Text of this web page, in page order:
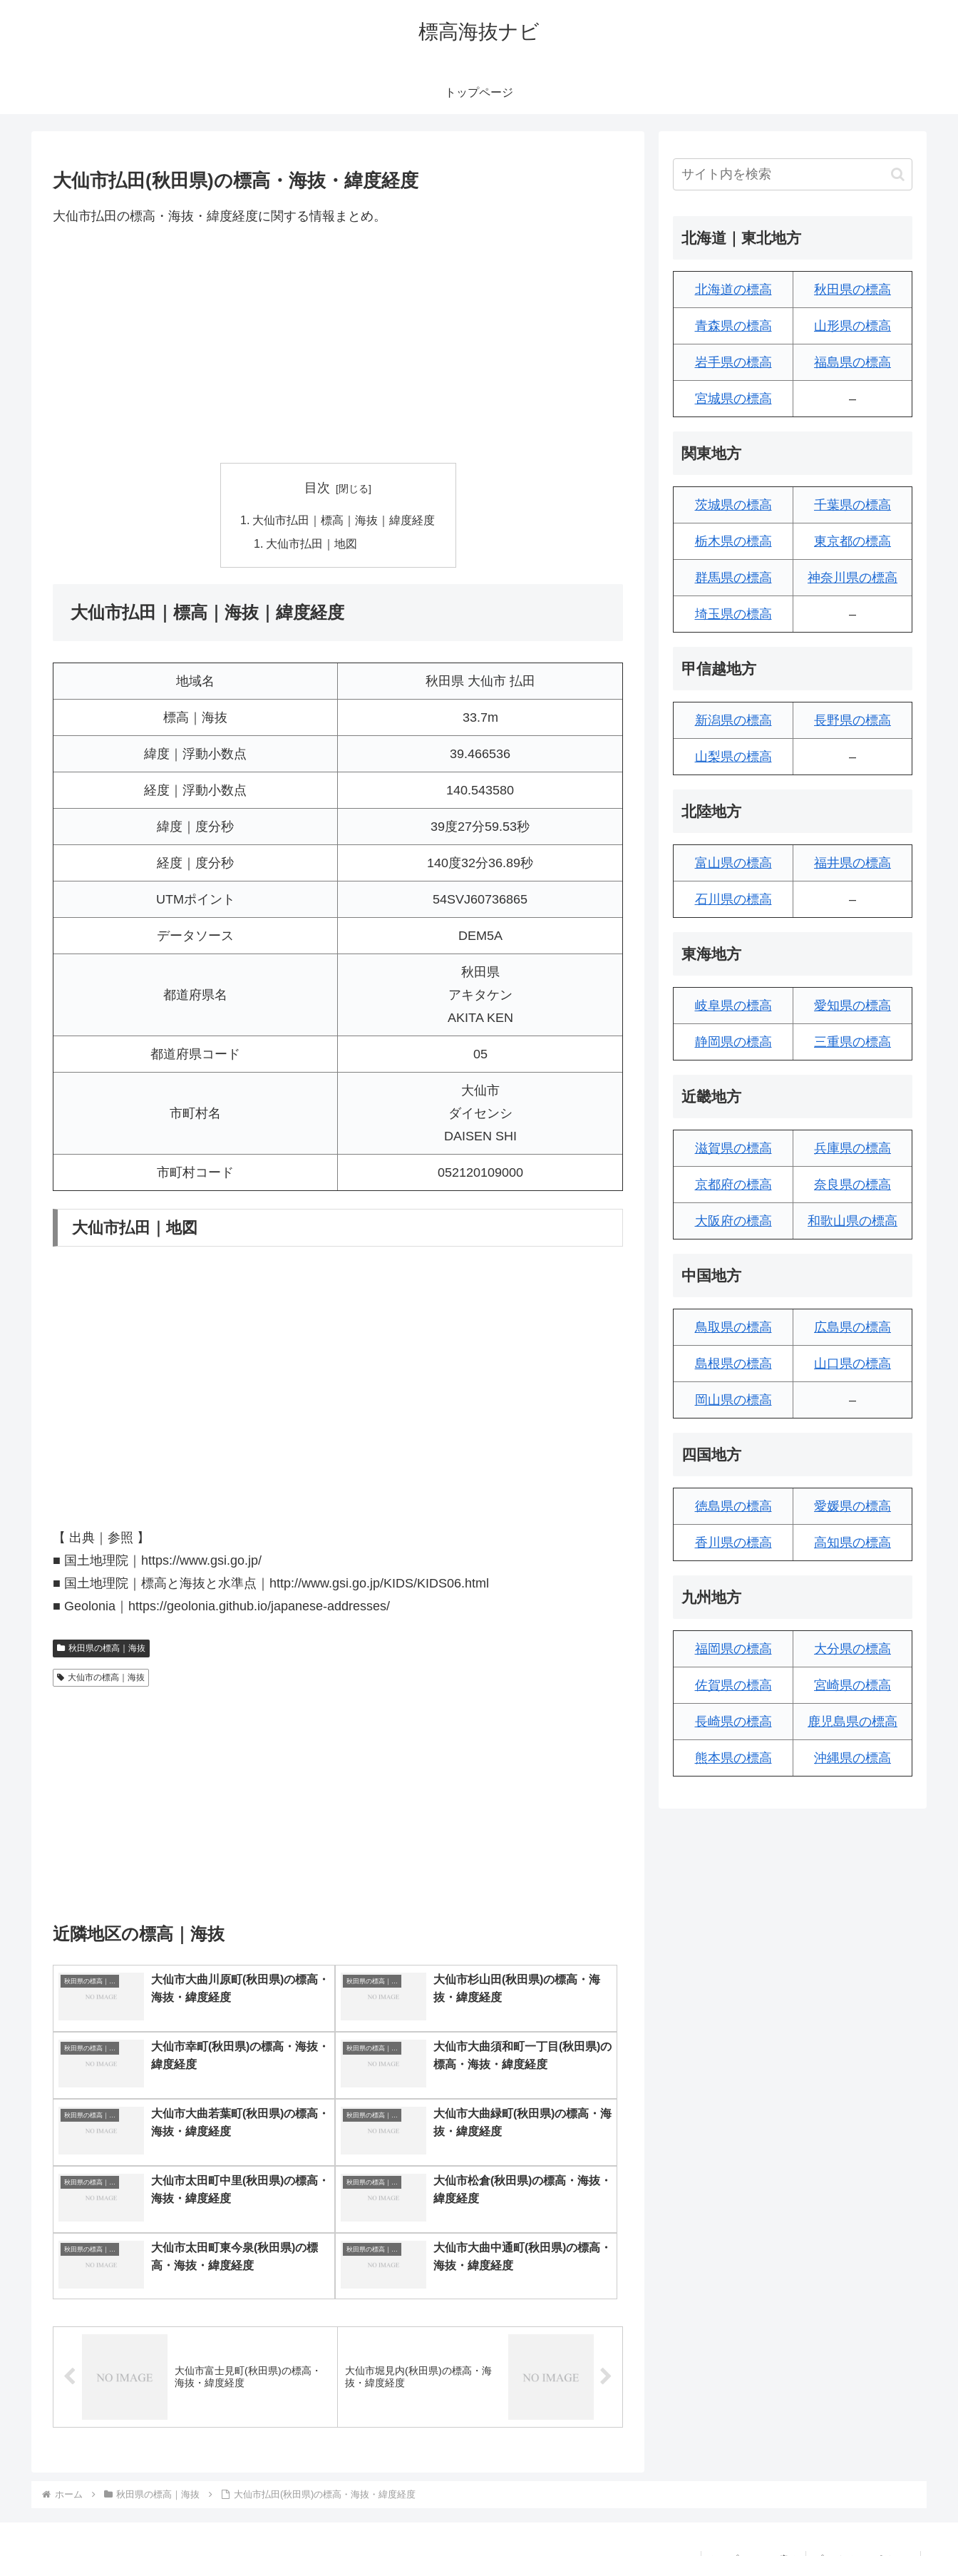
標高海抜ナビ
トップページ
大仙市払田(秋田県)の標高・海抜・緯度経度
大仙市払田の標高・海抜・緯度経度に関する情報まとめ。
目次
大仙市払田｜標高｜海抜｜緯度経度
大仙市払田｜地図
大仙市払田｜標高｜海抜｜緯度経度
地域名 秋田県 大仙市 払田
標高｜海抜 33.7m
緯度｜浮動小数点 39.466536
経度｜浮動小数点 140.543580
緯度｜度分秒 39度27分59.53秒
経度｜度分秒 140度32分36.89秒
UTMポイント 54SVJ60736865
データソース DEM5A
都道府県名
秋田県
アキタケン
AKITA KEN
都道府県コード 05
市町村名
大仙市
ダイセンシ
DAISEN SHI
市町村コード 052120109000
大仙市払田｜地図
【 出典｜参照 】
■ 国土地理院｜https://www.gsi.go.jp/
■ 国土地理院｜標高と海抜と水準点｜http://www.gsi.go.jp/KIDS/KIDS06.html
■ Geolonia｜https://geolonia.github.io/japanese-addresses/
秋田県の標高｜海抜
大仙市の標高｜海抜
近隣地区の標高｜海抜
大仙市大曲川原町(秋田県)の標高・
海抜・緯度経度
大仙市杉山田(秋田県)の標高・海
抜・緯度経度
大仙市幸町(秋田県)の標高・海抜・
緯度経度
大仙市大曲須和町一丁目(秋田県)の
標高・海抜・緯度経度
大仙市大曲若葉町(秋田県)の標高・
海抜・緯度経度
大仙市大曲緑町(秋田県)の標高・海
抜・緯度経度
大仙市太田町中里(秋田県)の標高・
海抜・緯度経度
大仙市松倉(秋田県)の標高・海抜・
緯度経度
大仙市太田町東今泉(秋田県)の標
高・海抜・緯度経度
大仙市大曲中通町(秋田県)の標高・
海抜・緯度経度
大仙市富士見町(秋田県)の標高・
海抜・緯度経度
大仙市堀見内(秋田県)の標高・海
抜・緯度経度
北海道｜東北地方
北海道の標高 秋田県の標高
青森県の標高 山形県の標高
岩手県の標高 福島県の標高
宮城県の標高 –
関東地方
茨城県の標高 千葉県の標高
栃木県の標高 東京都の標高
群馬県の標高 神奈川県の標高
埼玉県の標高 –
甲信越地方
新潟県の標高 長野県の標高
山梨県の標高 –
北陸地方
富山県の標高 福井県の標高
石川県の標高 –
東海地方
岐阜県の標高 愛知県の標高
静岡県の標高 三重県の標高
近畿地方
滋賀県の標高 兵庫県の標高
京都府の標高 奈良県の標高
大阪府の標高 和歌山県の標高
中国地方
鳥取県の標高 広島県の標高
島根県の標高 山口県の標高
岡山県の標高 –
四国地方
徳島県の標高 愛媛県の標高
香川県の標高 高知県の標高
九州地方
福岡県の標高 大分県の標高
佐賀県の標高 宮崎県の標高
長崎県の標高 鹿児島県の標高
熊本県の標高 沖縄県の標高
ホーム 秋田県の標高｜海抜 大仙市払田(秋田県)の標高・海抜・緯度経度